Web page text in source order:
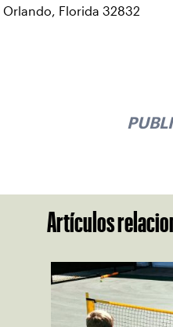
Orlando, Florida 32832
Artículos